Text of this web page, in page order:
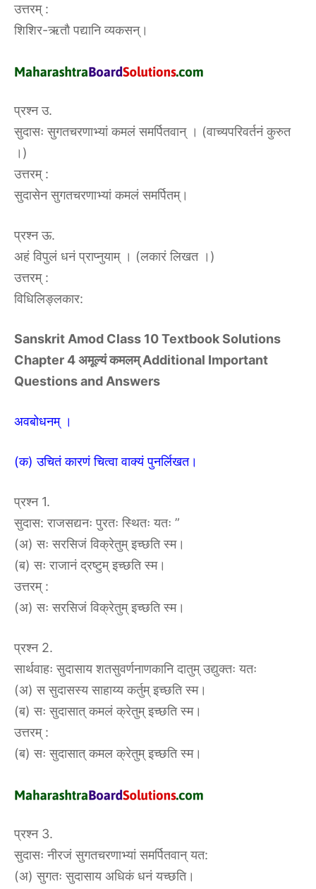
उत्तरम्‌ :‌
शिशिर-ऋतौ पद्यानि व्यकसन्।
प्रश्न उ.
सुदासः सुगतचरणाभ्यां कमलं समर्पितवान् । (वाच्यपरिवर्तनं कुरुत
।)
उत्तरम्‌ :‌
सुदासेन सुगतचरणाभ्यां कमलं समर्पितम्।
प्रश्न ऊ.
अहं विपुलं धनं प्राप्नुयाम् । (लकारं लिखत ।)
उत्तरम्‌ :‌
विधिलिङ्लकार:
Sanskrit Amod Class 10 Textbook Solutions
Chapter 4 अमूल्यं कमलम् Additional Important
Questions and Answers
अवबोधनम् ।
(क) उचितं कारणं चित्वा वाक्यं पुनर्लिखत।
प्रश्न 1.
सुदास: राजसद्यनः पुरतः स्थितः यतः ”
(अ) सः सरसिजं विक्रेतुम् इच्छति स्म।
(ब) सः राजानं द्रष्टुम् इच्छति स्म।
उत्तरम् :
(अ) सः सरसिजं विक्रेतुम् इच्छति स्म।
प्रश्न 2.
सार्थवाहः सुदासाय शतसुवर्णनाणकानि दातुम् उद्युक्तः यतः
(अ) स सुदासस्य साहाय्य कर्तुम् इच्छति स्म।
(ब) सः सुदासात् कमलं क्रेतुम् इच्छति स्म।
उत्तरम् :
(ब) सः सुदासात् कमल क्रेतुम् इच्छति स्म।
प्रश्न 3.
सुदासः नीरजं सुगतचरणाभ्यां समर्पितवान् यत:
(अ) सुगतः सुदासाय अधिकं धनं यच्छति।